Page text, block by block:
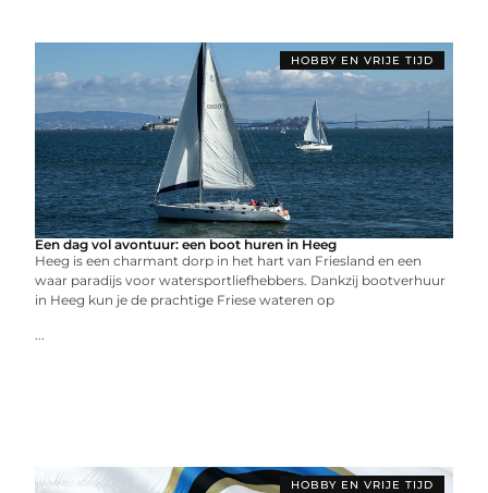
HOBBY EN VRIJE TIJD
Een dag vol avontuur: een boot huren in Heeg
Heeg is een charmant dorp in het hart van Friesland en een
waar paradijs voor watersportliefhebbers. Dankzij bootverhuur
in Heeg kun je de prachtige Friese wateren op
...
HOBBY EN VRIJE TIJD